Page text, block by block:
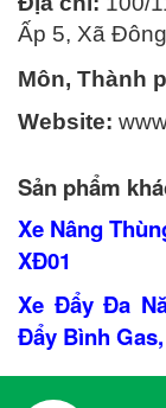
Ấp 5, Xã
Môn, Thành
Website:
Sản phẩm
Xe Nâng
XĐ01
Xe Đẩy Đa
Đẩy Bình